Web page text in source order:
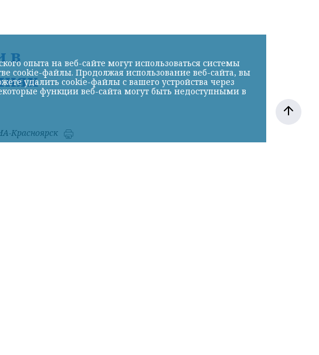
в
Красноярск
опыта на веб-сайте могут использоваться системы
cookie-файлы. Продолжая использование веб-сайта, вы
удалить cookie-файлы с вашего устройства через
функции веб-сайта могут быть недоступными в